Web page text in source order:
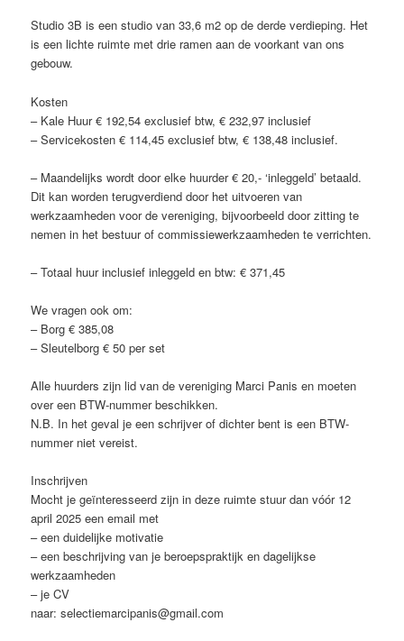
Studio 3B is een studio van 33,6 m2 op de derde verdieping. Het
is een lichte ruimte met drie ramen aan de voorkant van ons
gebouw.
Kosten
– Kale Huur € 192,54 exclusief btw, € 232,97 inclusief
– Servicekosten € 114,45 exclusief btw, € 138,48 inclusief.
– Maandelijks wordt door elke huurder € 20,- ‘inleggeld’ betaald.
Dit kan worden terugverdiend door het uitvoeren van
werkzaamheden voor de vereniging, bijvoorbeeld door zitting te
nemen in het bestuur of commissiewerkzaamheden te verrichten.
– Totaal huur inclusief inleggeld en btw: € 371,45
We vragen ook om:
– Borg € 385,08
– Sleutelborg € 50 per set
Alle huurders zijn lid van de vereniging Marci Panis en moeten
over een BTW-nummer beschikken.
N.B. In het geval je een schrijver of dichter bent is een BTW-
nummer niet vereist.
Inschrijven
Mocht je geïnteresseerd zijn in deze ruimte stuur dan vóór 12
april 2025 een email met
– een duidelijke motivatie
– een beschrijving van je beroepspraktijk en dagelijkse
werkzaamheden
– je CV
naar: selectiemarcipanis@gmail.com